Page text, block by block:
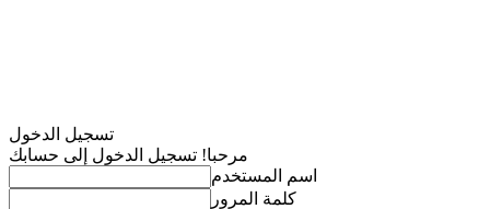
تسجيل الدخول
مرحبا! تسجيل الدخول إلى حسابك
اسم المستخدم
كلمة المرور